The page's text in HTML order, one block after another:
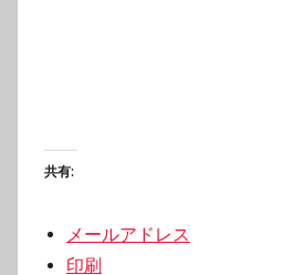
共有:
メールアドレス
印刷